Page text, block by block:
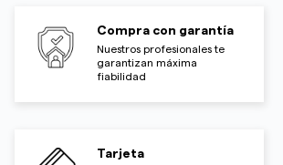
Compra con garantía
Nuestros profesionales te
garantizan máxima
fiabilidad
Tarjeta